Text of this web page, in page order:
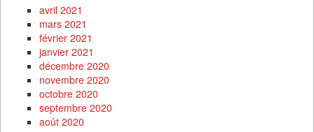
avril 2021
mars 2021
février 2021
janvier 2021
décembre 2020
novembre 2020
octobre 2020
septembre 2020
août 2020